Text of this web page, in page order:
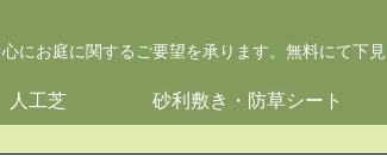
にお庭に関するご要望を承ります。無料にて下
人工芝 砂利敷き・防草シート